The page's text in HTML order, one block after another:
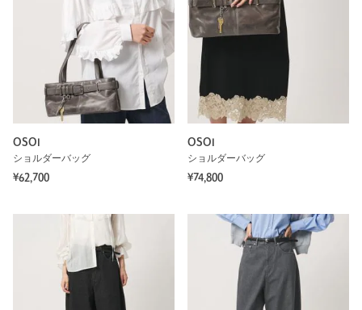
OSOI
ショルダーバッグ
¥62,700
OSOI
ショルダーバッグ
¥74,800